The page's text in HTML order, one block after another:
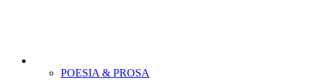
POESIA & PROSA